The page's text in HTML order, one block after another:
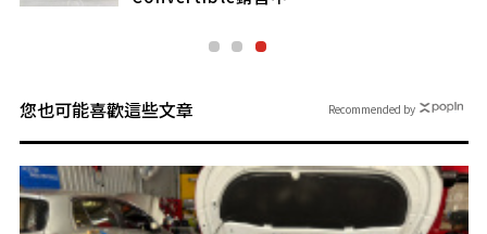
您也可能喜歡這些文章 Recommended by